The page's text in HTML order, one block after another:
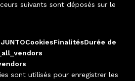
suivants sont déposés sur le
de
sont utilisés pour enregistrer les